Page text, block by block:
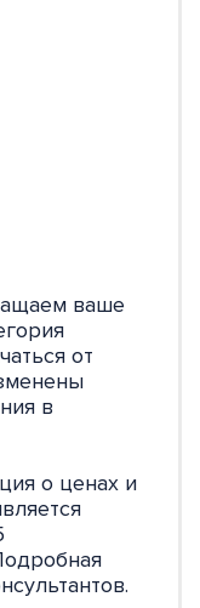
ваше
от
в
о ценах и